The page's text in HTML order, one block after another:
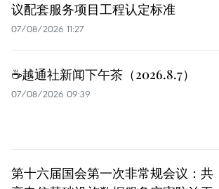
议配套服务项目工程认定标准
07/08/2026 11:27
☕️越通社新闻下午茶（2026.8.7）
07/08/2026 09:39
第十六届国会第一次非常规会议：共